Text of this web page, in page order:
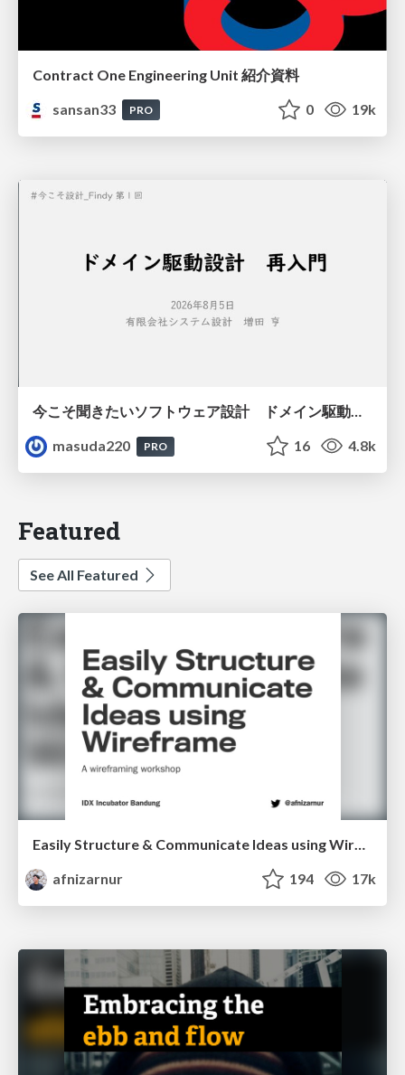
Contract One Engineering Unit 紹介資料
sansan33
PRO 0 19k
今こそ聞きたいソフトウェア設計 ドメイン駆動設計再入門
masuda220
PRO 16 4.8k
Featured
See All Featured
Easily Structure & Communicate Ideas using Wireframe
afnizarnur
194 17k